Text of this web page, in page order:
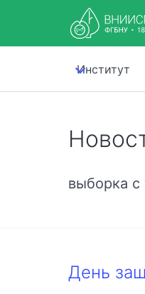
Институт
выборка с
День